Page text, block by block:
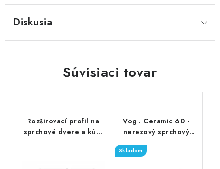
Diskusia
Súvisiaci tovar
Rozširovací profil na
sprchové dvere a kúty
Vogi. Ceramic 60 -
nerezový sprchový
žľab 60 cm (RD60set)
Skladom